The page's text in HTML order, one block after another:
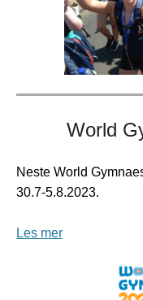
World
Neste World
30.7-5.8.2023.
Les mer